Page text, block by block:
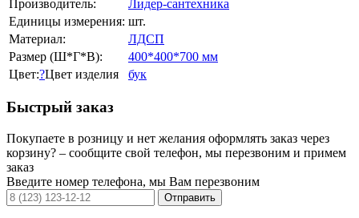
Производитель:
Лидер-сантехника
Единицы измерения: шт.
Материал:
ЛДСП
Размер (Ш*Г*В):
400*400*700 мм
Цвет:?Цвет изделия бук
Быстрый заказ
Покупаете в розницу и нет желания оформлять заказ через
корзину? – сообщите свой телефон, мы перезвоним и примем
заказ
Введите номер телефона, мы Вам перезвоним
Отправить